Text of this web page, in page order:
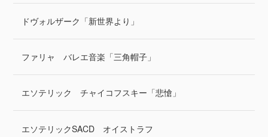
ドヴォルザーク「新世界より」
ファリャ バレエ音楽「三角帽子」
エソテリック チャイコフスキー「悲愴」
エソテリックSACD オイストラフ